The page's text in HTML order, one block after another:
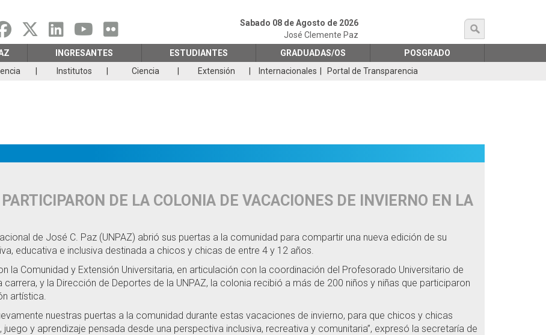
búsqueda
Sabado 08 de Agosto de 2026
José Clemente Paz
INGRESANTES ESTUDIANTES GRADUADAS/OS
POSGRADO
Institutos Ciencia Extensión Internacionales Portal de Transparencia
DE LA COLONIA DE VACACIONES DE INVIERNO EN LA
de José C. Paz (UNPAZ) abrió sus puertas a la comunidad para compartir una nueva edición de su
educativa e inclusiva destinada a chicos y chicas de entre 4 y 12 años.
la Comunidad y Extensión Universitaria, en articulación con la coordinación del Profesorado Universitario de
y la Dirección de Deportes de la UNPAZ, la colonia recibió a más de 200 niños y niñas que participaron
artística.
nuestras puertas a la comunidad durante estas vacaciones de invierno, para que chicos y chicas
y aprendizaje pensada desde una perspectiva inclusiva, recreativa y comunitaria”, expresó la secretaría de